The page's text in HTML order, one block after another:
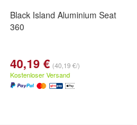
Black Island Aluminium Seat
360
40,19 € (40,19 €/)
Kostenloser Versand